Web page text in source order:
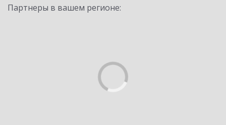
Партнеры в вашем регионе: